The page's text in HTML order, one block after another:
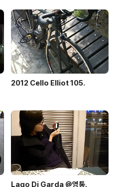
2012 Cello Elliot 105.
Lago Di Garda @영통.